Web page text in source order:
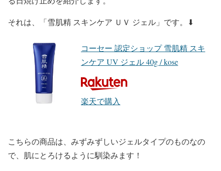
それは、 「雪肌精 スキンケア ＵＶ ジェル」 です。⬇︎
コーセー 認定ショップ 雪肌精 スキ
ンケア UV ジェル 40g / kose
楽天で購入
こちらの商品は、 みずみずしいジェルタイプのものなの
で、肌にとろけるように馴染みます！